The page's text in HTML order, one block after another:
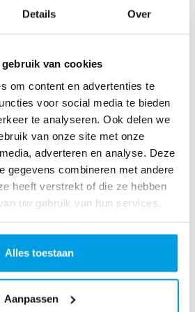
Details Over
van cookies
om content en advertenties te
voor social media te bieden
te analyseren. Ook delen we
van onze site met onze
adverteren en analyse. Deze
gegevens combineren met andere
heeft verstrekt of die ze hebben
uw gebruik van hun services.
Alles toestaan
Aanpassen
as
R
u
n
L
o
ve
Li
fe
R
n
S
n
fo